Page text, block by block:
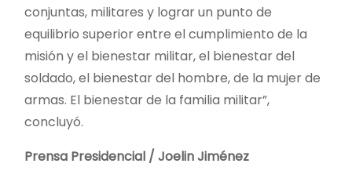
conjuntas, militares y lograr un punto de
equilibrio superior entre el cumplimiento de la
misión y el bienestar militar, el bienestar del
soldado, el bienestar del hombre, de la mujer de
armas. El bienestar de la familia militar”,
concluyó.
Prensa Presidencial / Joelin Jiménez